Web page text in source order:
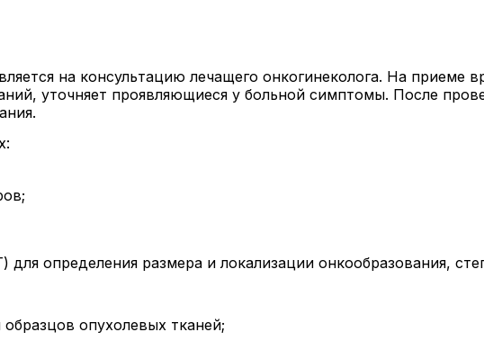
на консультацию лечащего онкогинеколога. На приеме
уточняет проявляющиеся у больной симптомы. После
определения размера и локализации онкообразования,
опухолевых тканей;